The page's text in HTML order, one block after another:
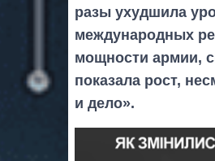
разы ухудшила
международных
мощности армии,
показала рост,
и дело».